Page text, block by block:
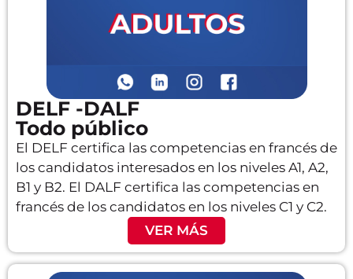
DELF -DALF
Todo público
El DELF certifica las competencias en francés de
los candidatos interesados en los niveles A1, A2,
B1 y B2. El DALF certifica las competencias en
francés de los candidatos en los niveles C1 y C2.
VER MÁS